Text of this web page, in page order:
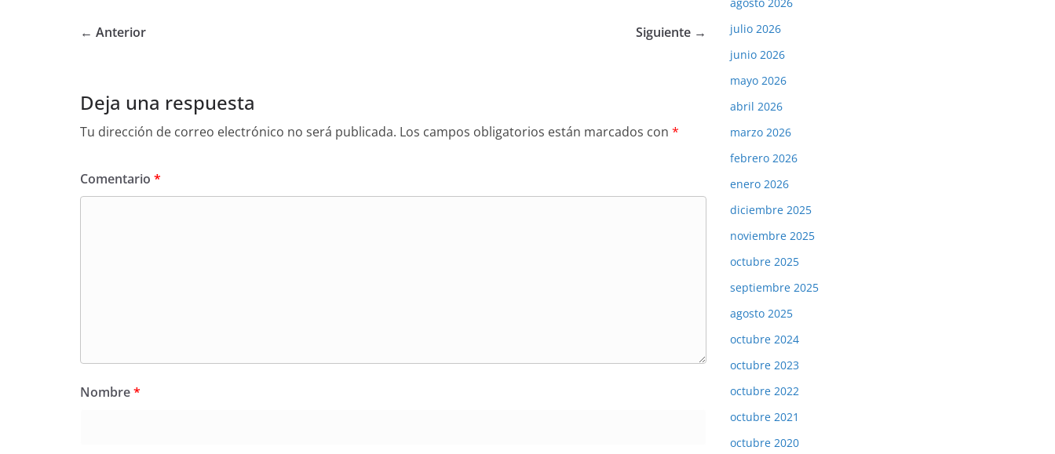
← Anterior Siguiente →
Deja una respuesta
Tu dirección de correo electrónico no será publicada. Los campos obligatorios están marcados con *
Comentario *
Nombre*
agosto 2026
julio 2026
junio 2026
mayo 2026
abril 2026
marzo 2026
febrero 2026
enero 2026
diciembre 2025
noviembre 2025
octubre 2025
septiembre 2025
agosto 2025
octubre 2024
octubre 2023
octubre 2022
octubre 2021
octubre 2020